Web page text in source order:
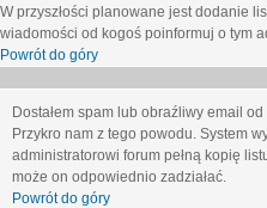
W przyszłości planowane jest dodanie
wiadomości od kogoś poinformuj o tym
Powrót do góry
Dostałem spam lub obraźliwy email
Przykro nam z tego powodu. System
administratorowi forum pełną kopię
może on odpowiednio zadziałać.
Powrót do góry